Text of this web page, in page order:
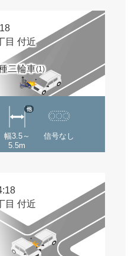
目 付近
二輪車(1)
幅3.5～
5.5m
他
信号なし
目 付近